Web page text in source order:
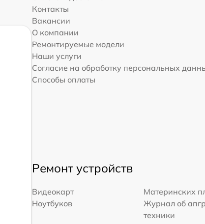
Контакты
Вакансии
О компании
Ремонтируемые модели
Наши услуги
Согласие на обработку персональных
Способы оплаты
Ремонт устройств
Видеокарт Материнских
Ноутбуков
Журнал об
техники